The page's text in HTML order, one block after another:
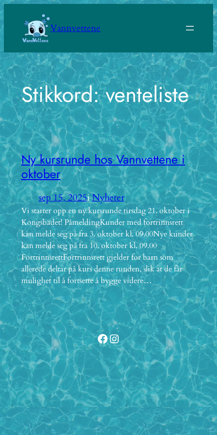
Hopp
til
innhold
Vannvettene
Stikkord:venteliste
Ny kursrunde hos Vannvettene i
oktober
sep 15, 2025iNyheter
Vi starter opp en ny kursrunde tirsdag 21. oktober i
Kongsbadet! PåmeldingKunder med fortrinnsrett
kan melde seg på fra 3. oktober kl. 09.00Nye kunder
kan melde seg på fra 10. oktober kl. 09.00
FortrinnsrettFortrinnsrett gjelder for barn som
allerede deltar på kurs denne runden, slik at de får
mulighet til å fortsette å bygge videre…
Facebook
Instagram